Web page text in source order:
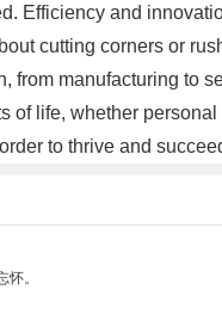
Efficiency and
cutting corners or
from manufacturing to
of life, whether
to thrive and
。